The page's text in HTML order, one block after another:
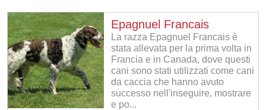
Epagnuel Francais
La razza Epagnuel Francais è
stata allevata per la prima volta in
Francia e in Canada, dove questi
cani sono stati utilizzati come cani
da caccia che hanno avuto
successo nell'inseguire, mostrare
e po...